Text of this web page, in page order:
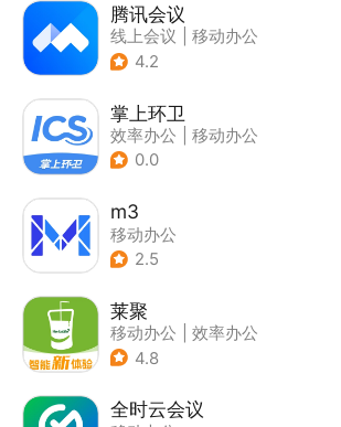
腾讯会议
线上会议
移动办公
4.2
掌上环卫
效率办公
移动办公
0.0
m3
移动办公
2.5
莱聚
移动办公
效率办公
4.8
全时云会议